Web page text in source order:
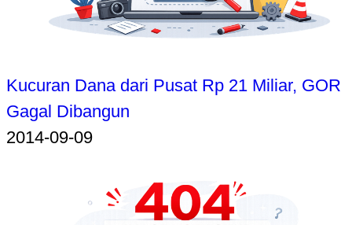
Kucuran Dana dari Pusat Rp 21 Miliar, GOR
Gagal Dibangun
2014-09-09